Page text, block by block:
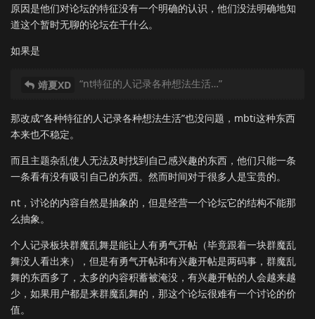
原因是他们对论坛的特征没有一个明确的认识，他们没法明确地知
道这个暂时无聊的论坛在干什么。
如果是
靖夏XD “nt特征的人记录各种想法生活…”
那改成“各种特征的人记录各种想法生活”也没问题，mbti这种东西
本来也不稳定。
而且主题杂乱使人无法及时找到自己感兴趣的东西，他们只能一条
一条看有没有吸引自己的东西。然而时间对于很多人是宝贵的。
nt，讨论的内容自然是抽象的，但是经营一个论坛它的结构不能那
么抽象。
个人记录板块群魔乱舞是能让人有勇气开帖（毕竟跟着一块群魔乱
舞没人看出来），但是有勇气开帖和有兴趣开帖是两码事，群魔乱
舞的东西多了，太多的内容积蓄被淹没，有兴趣开帖的人会越来越
少，如果用户都是来群魔乱舞的，那这个论坛很难有一个讨论的价
值。